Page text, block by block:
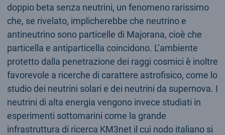
doppio beta senza neutrini, un fenomeno rarissimo
che, se rivelato, implicherebbe che neutrino e
antineutrino sono particelle di Majorana, cioè che
particella e antiparticella coincidono. L’ambiente
protetto dalla penetrazione dei raggi cosmici è inoltre
favorevole a ricerche di carattere astrofisico, come lo
studio dei neutrini solari e dei neutrini da supernova. I
neutrini di alta energia vengono invece studiati in
esperimenti sottomarini come la grande
infrastruttura di ricerca KM3net il cui nodo italiano si